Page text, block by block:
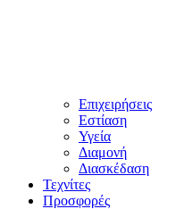
Επιχειρήσεις
Εστίαση
Υγεία
Διαμονή
Διασκέδαση
Τεχνίτες
Προσφορές